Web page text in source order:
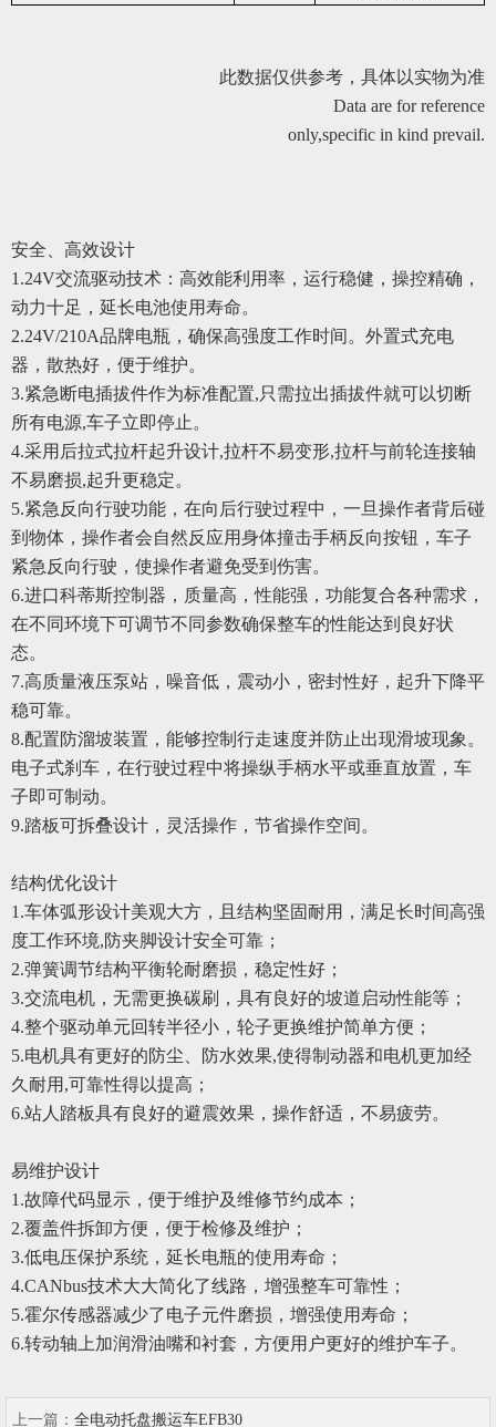
此数据仅供参考，具体以实物为准
Data are for reference
only,specific in kind prevail.
安全、高效设计
1.24V交流驱动技术：高效能利用率，运行稳健，操控精确，
动力十足，延长电池使用寿命。
2.24V/210A品牌电瓶，确保高强度工作时间。外置式充电
器，散热好，便于维护。
3.紧急断电插拔件作为标准配置,只需拉出插拔件就可以切断
所有电源,车子立即停止。
4.采用后拉式拉杆起升设计,拉杆不易变形,拉杆与前轮连接轴
不易磨损,起升更稳定。
5.紧急反向行驶功能，在向后行驶过程中，一旦操作者背后碰
到物体，操作者会自然反应用身体撞击手柄反向按钮，车子
紧急反向行驶，使操作者避免受到伤害。
6.进口科蒂斯控制器，质量高，性能强，功能复合各种需求，
在不同环境下可调节不同参数确保整车的性能达到良好状
态。
7.高质量液压泵站，噪音低，震动小，密封性好，起升下降平
稳可靠。
8.配置防溜坡装置，能够控制行走速度并防止出现滑坡现象。
电子式刹车，在行驶过程中将操纵手柄水平或垂直放置，车
子即可制动。
9.踏板可拆叠设计，灵活操作，节省操作空间。
结构优化设计
1.车体弧形设计美观大方，且结构坚固耐用，满足长时间高强
度工作环境,防夹脚设计安全可靠；
2.弹簧调节结构平衡轮耐磨损，稳定性好；
3.交流电机，无需更换碳刷，具有良好的坡道启动性能等；
4.整个驱动单元回转半径小，轮子更换维护简单方便；
5.电机具有更好的防尘、防水效果,使得制动器和电机更加经
久耐用,可靠性得以提高；
6.站人踏板具有良好的避震效果，操作舒适，不易疲劳。
易维护设计
1.故障代码显示，便于维护及维修节约成本；
2.覆盖件拆卸方便，便于检修及维护；
3.低电压保护系统，延长电瓶的使用寿命；
4.CANbus技术大大简化了线路，增强整车可靠性；
5.霍尔传感器减少了电子元件磨损，增强使用寿命；
6.转动轴上加润滑油嘴和衬套，方便用户更好的维护车子。
上一篇： 全电动托盘搬运车EFB30